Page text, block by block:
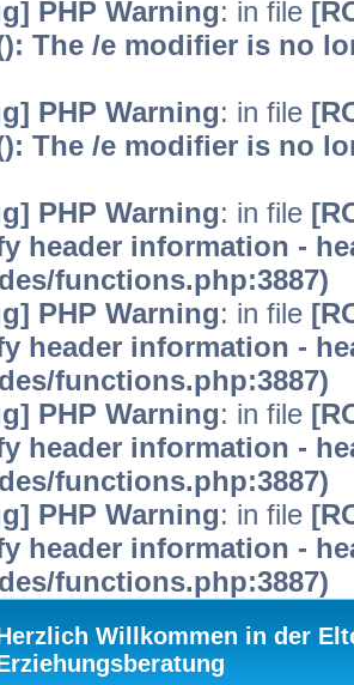
PHP Warning: in file
The /e modifier is no
PHP Warning: in file
The /e modifier is no
PHP Warning: in file
header information -
functions.php:3887)
PHP Warning: in file
header information -
functions.php:3887)
PHP Warning: in file
header information -
functions.php:3887)
PHP Warning: in file
header information -
functions.php:3887)
Willkommen in der